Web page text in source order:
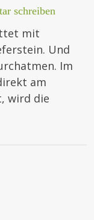
schreiben
mit
Und
Im
am
wird die